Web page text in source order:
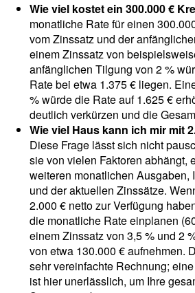
Wie viel kostet ein 300.000 €
monatliche Rate für einen
vom Zinssatz und der
einem Zinssatz von
anfänglichen Tilgung von 2 %
Rate bei etwa 1.375 € liegen.
% würde die Rate auf 1.625 €
deutlich verkürzen und die
Wie viel Haus kann ich mir mit
Diese Frage lässt sich nicht
sie von vielen Faktoren abhängt,
weiteren monatlichen Ausgaben,
und der aktuellen Zinssätze.
2.000 € netto zur Verfügung
die monatliche Rate einplanen
einem Zinssatz von 3,5 % und 2
von etwa 130.000 € aufnehmen.
sehr vereinfachte Rechnung;
ist hier unerlässlich, um Ihre